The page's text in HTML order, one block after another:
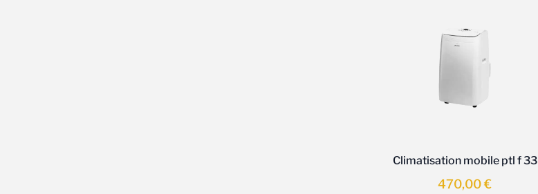
Climatisation mobile ptl f 33
470,00€